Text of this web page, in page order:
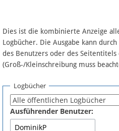
Artikel nach Kategorien
FAQ
Fördermitglied werden
Fehler melden
Dies ist die kombinierte Anzeige
Logbücher. Die Ausgabe kann
des Benutzers oder des
(Groß-/Kleinschreibung muss
Logbücher
Ausführender Benutzer: